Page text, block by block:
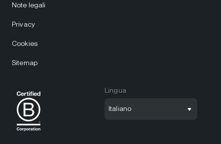
Note legali
Privacy
Cookies
Sitemap
Lingua
Italiano